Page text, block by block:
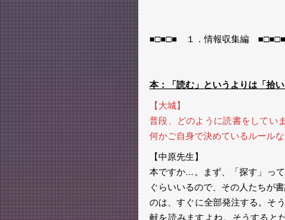
■□■□■ １．情報収集編 ■□■□■
本：「読む」というよりは「拾い
【大城】
普段、どのように読書をしてい
何かご自身で決めているルール
【中原先生】
本ですか...。まず、「探す」っ
ぐらいいるので、その人たちが
のは、すぐに全部発注する。そ
献を読みますよね。そうすると